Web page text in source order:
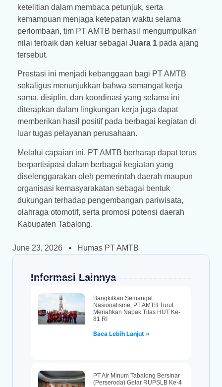
ketelitian dalam membaca petunjuk, serta
kemampuan menjaga ketepatan waktu selama
perlombaan, tim PT AMTB berhasil mengumpulkan
nilai terbaik dan keluar sebagai Juara 1 pada ajang
tersebut.
Prestasi ini menjadi kebanggaan bagi PT AMTB
sekaligus menunjukkan bahwa semangat kerja
sama, disiplin, dan koordinasi yang selama ini
diterapkan dalam lingkungan kerja juga dapat
memberikan hasil positif pada berbagai kegiatan di
luar tugas pelayanan perusahaan.
Melalui capaian ini, PT AMTB berharap dapat terus
berpartisipasi dalam berbagai kegiatan yang
diselenggarakan oleh pemerintah daerah maupun
organisasi kemasyarakatan sebagai bentuk
dukungan terhadap pengembangan pariwisata,
olahraga otomotif, serta promosi potensi daerah
Kabupaten Tabalong.
June 23, 2026 Humas PT AMTB
Informasi Lainnya
Bangkitkan Semangat
Nasionalisme, PT AMTB Turut
Meriahkan Napak Tilas HUT Ke-
81 RI
Baca Lebih Lanjut »
PT Air Minum Tabalong Bersinar
(Perseroda) Gelar RUPSLB Ke-4